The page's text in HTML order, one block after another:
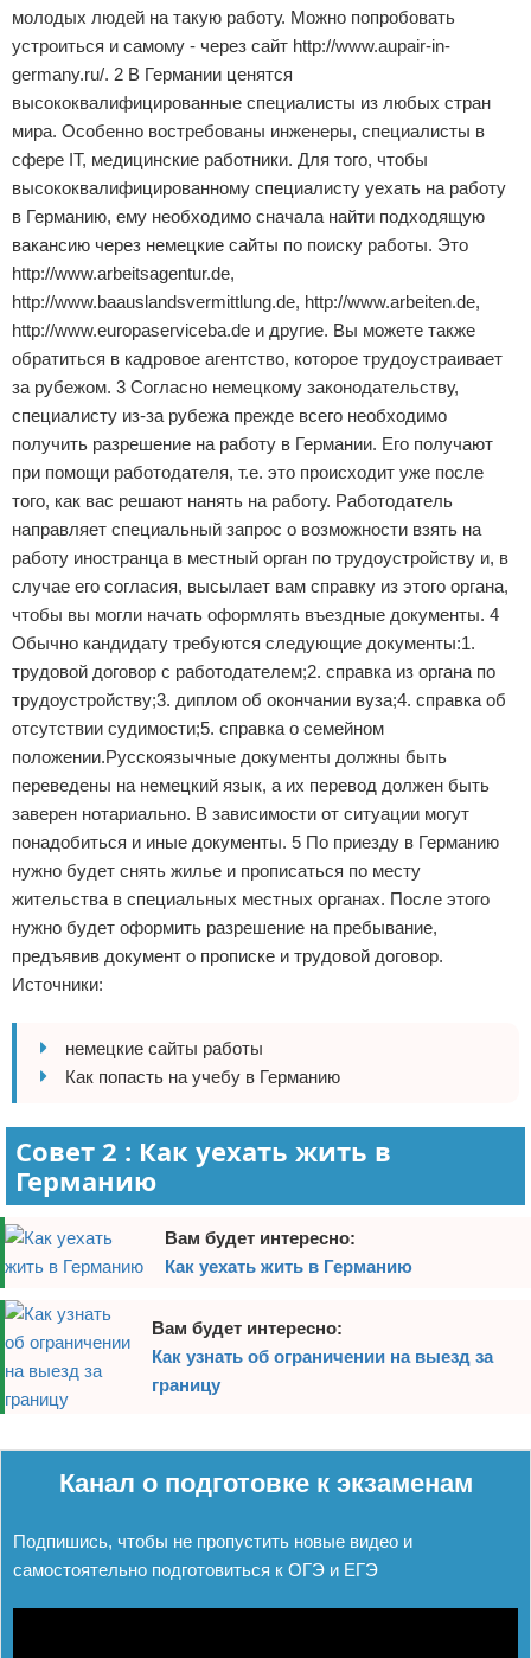
молодых людей на такую работу. Можно попробовать
устроиться и самому - через сайт http://www.aupair-in-
germany.ru/. 2 В Германии ценятся
высококвалифицированные специалисты из любых стран
мира. Особенно востребованы инженеры, специалисты в
сфере IT, медицинские работники. Для того, чтобы
высококвалифицированному специалисту уехать на работу
в Германию, ему необходимо сначала найти подходящую
вакансию через немецкие сайты по поиску работы. Это
http://www.arbeitsagentur.de,
http://www.baauslandsvermittlung.de, http://www.arbeiten.de,
http://www.europaserviceba.de и другие. Вы можете также
обратиться в кадровое агентство, которое трудоустраивает
за рубежом. 3 Согласно немецкому законодательству,
специалисту из-за рубежа прежде всего необходимо
получить разрешение на работу в Германии. Его получают
при помощи работодателя, т.е. это происходит уже после
того, как вас решают нанять на работу. Работодатель
направляет специальный запрос о возможности взять на
работу иностранца в местный орган по трудоустройству и, в
случае его согласия, высылает вам справку из этого органа,
чтобы вы могли начать оформлять въездные документы. 4
Обычно кандидату требуются следующие документы:1.
трудовой договор с работодателем;2. справка из органа по
трудоустройству;3. диплом об окончании вуза;4. справка об
отсутствии судимости;5. справка о семейном
положении.Русскоязычные документы должны быть
переведены на немецкий язык, а их перевод должен быть
заверен нотариально. В зависимости от ситуации могут
понадобиться и иные документы. 5 По приезду в Германию
нужно будет снять жилье и прописаться по месту
жительства в специальных местных органах. После этого
нужно будет оформить разрешение на пребывание,
предъявив документ о прописке и трудовой договор.
Источники:
немецкие сайты работы
Как попасть на учебу в Германию
Совет 2 : Как уехать жить в
Германию
Вам будет интересно:
Как уехать жить в Германию
Вам будет интересно:
Как узнать об ограничении на выезд за
границу
Канал о подготовке к экзаменам
Подпишись, чтобы не пропустить новые видео и
самостоятельно подготовиться к ОГЭ и ЕГЭ